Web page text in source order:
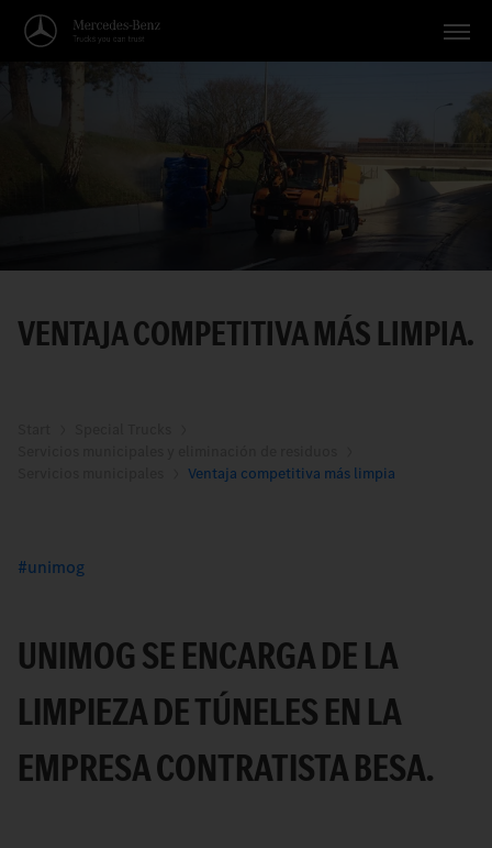
Vehículos
Español
VENTAJA COMPETITIVA MÁS LIMPIA.
Ventaja competitiva más limpia
unimog
UNIMOG SE ENCARGA DE LA
LIMPIEZA DE TÚNELES EN LA
EMPRESA CONTRATISTA BESA.